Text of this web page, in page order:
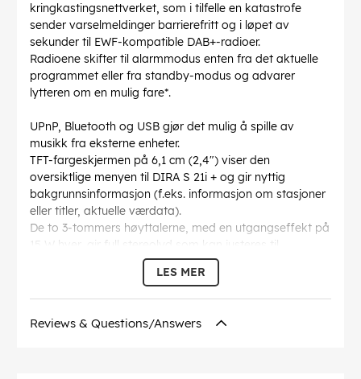
kringkastingsnettverket, som i tilfelle en katastrofe
sender varselmeldinger barrierefritt og i løpet av
sekunder til EWF-kompatible DAB+-radioer.
Radioene skifter til alarmmodus enten fra det aktuelle
programmet eller fra standby-modus og advarer
lytteren om en mulig fare*.
UPnP, Bluetooth og USB gjør det mulig å spille av
musikk fra eksterne enheter.
TFT-fargeskjermen på 6,1 cm (2,4") viser den
oversiktlige menyen til DIRA S 21i + og gir nyttig
bakgrunnsinformasjon (f.eks. informasjon om stasjoner
eller titler, aktuelle værdata).
De to 3-tommers høyttalerne, med en utgangseffekt på
15 W hver, gir full stereolyd som kan justeres til
individuelle lyttepreferanser takket være equalizeren.
En USB-opptaksfunksjon, flerspråklig menynavigering,
vekkerklokke, favorittlister og sleep timer avrunder
til en komplett multifunksjonsradio.
LES MER
Reviews & Questions/Answers